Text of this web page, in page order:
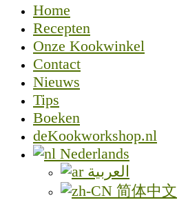
Home
Recepten
Onze Kookwinkel
Contact
Nieuws
Tips
Boeken
deKookworkshop.nl
Nederlands
العربية
简体中文